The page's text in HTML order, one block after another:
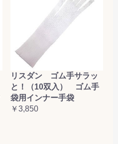
リスダン ゴム手サラッ
と！（10双入） ゴム手
袋用インナー手袋
￥3,850